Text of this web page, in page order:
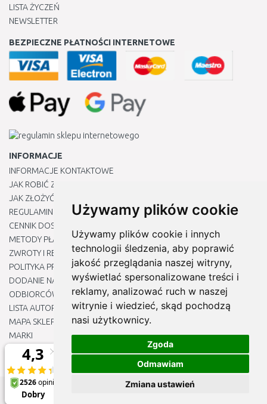
Używamy plików cookie
Używamy plików cookie i innych
technologii śledzenia, aby poprawić
jakość przeglądania naszej witryny,
wyświetlać spersonalizowane treści i
reklamy, analizować ruch w naszej
witrynie i wiedzieć, skąd pochodzą
nasi użytkownicy.
Zgoda
Odmawiam
Zmiana ustawień
LISTA ŻYCZEŃ
NEWSLETTER
BEZPIECZNE PŁATNOŚCI INTERNETOWE
INFORMACJE
INFORMACJE KONTAKTOWE
JAK ROBIĆ ZAKUPY ?
JAK ZŁOŻYĆ REKLAMACJĘ
REGULAMIN
CENNIK DOSTAWY
METODY PŁATNOŚCI
ZWROTY I REKLAMACJE PRODUKTÓW
POLITYKA PRYWATNOŚCI
DODANIE NASZYCH ADRESÓW E-MAIL DO LISTY ZAUFANYCH
ODBIORCÓW
LISTA AUTORYZOWANYCH CENTRÓW SERWISOWYCH
MAPA SKLEPU
MARKI
BLOGU
EDYTUJ MOJE PREFERENCJE DOTYCZĄCE PLIKÓW COOKIE
© 2012 - 2026